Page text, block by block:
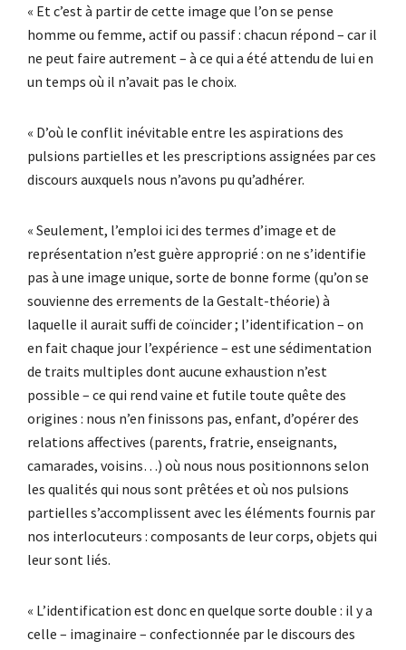
« Et c’est à partir de cette image que l’on se pense
homme ou femme, actif ou passif : chacun répond – car il
ne peut faire autrement – à ce qui a été attendu de lui en
un temps où il n’avait pas le choix.
« D’où le conflit inévitable entre les aspirations des
pulsions partielles et les prescriptions assignées par ces
discours auxquels nous n’avons pu qu’adhérer.
« Seulement, l’emploi ici des termes d’image et de
représentation n’est guère approprié : on ne s’identifie
pas à une image unique, sorte de bonne forme (qu’on se
souvienne des errements de la Gestalt-théorie) à
laquelle il aurait suffi de coïncider ; l’identification – on
en fait chaque jour l’expérience – est une sédimentation
de traits multiples dont aucune exhaustion n’est
possible – ce qui rend vaine et futile toute quête des
origines : nous n’en finissons pas, enfant, d’opérer des
relations affectives (parents, fratrie, enseignants,
camarades, voisins…) où nous nous positionnons selon
les qualités qui nous sont prêtées et où nos pulsions
partielles s’accomplissent avec les éléments fournis par
nos interlocuteurs : composants de leur corps, objets qui
leur sont liés.
« L’identification est donc en quelque sorte double : il y a
celle – imaginaire – confectionnée par le discours des